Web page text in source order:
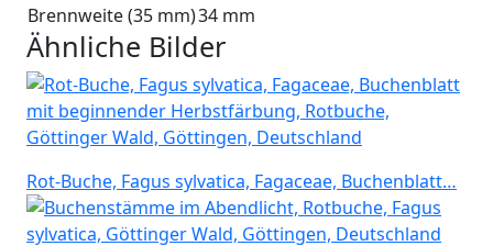
Brennweite (35 mm)34 mm
Ähnliche Bilder
Rot-Buche, Fagus sylvatica, Fagaceae, Buchenblatt…